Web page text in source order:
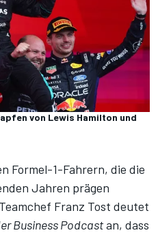
von Lewis Hamilton und
Formel-1-Fahrern, die die
Jahren prägen
Franz Tost deutet
Business Podcastan, dass